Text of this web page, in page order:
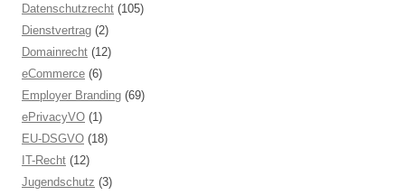
Datenschutzrecht (105)
Dienstvertrag (2)
Domainrecht (12)
eCommerce (6)
Employer Branding (69)
ePrivacyVO (1)
EU-DSGVO (18)
IT-Recht (12)
Jugendschutz (3)